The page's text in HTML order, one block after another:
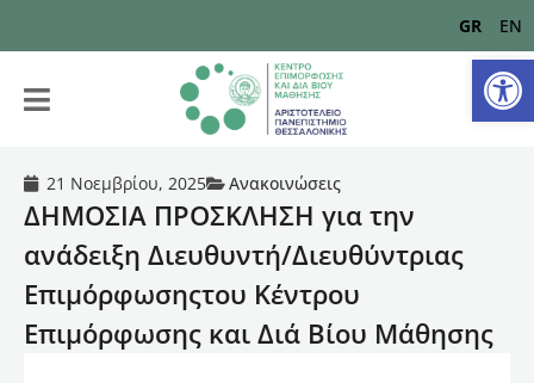
GR EN
21 Νοεμβρίου, 2025 Ανακοινώσεις
ΔΗΜΟΣΙΑ ΠΡΟΣΚΛΗΣΗ για την
ανάδειξη Διευθυντή/Διευθύντριας
Επιμόρφωσηςτου Κέντρου
Επιμόρφωσης και Διά Βίου Μάθησης